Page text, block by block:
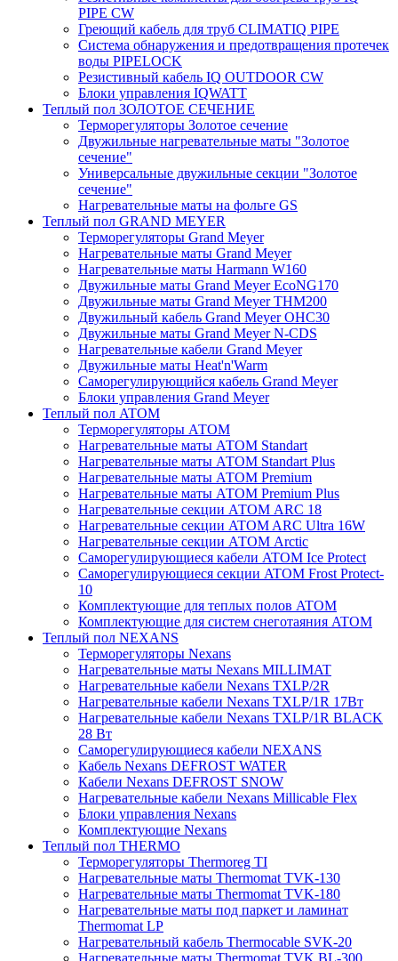
PIPE CW
Греющий кабель для труб CLIMATIQ PIPE
Система обнаружения и предотвращения протечек
воды PIPELOCK
Резистивный кабель IQ OUTDOOR CW
Блоки управления IQWATT
Теплый пол ЗОЛОТОЕ СЕЧЕНИЕ
Терморегуляторы Золотое сечение
Двужильные нагревательные маты "Золотое
сечение"
Универсальные двужильные секции "Золотое
сечение"
Нагревательные маты на фольге GS
Теплый пол GRAND MEYER
Терморегуляторы Grand Meyer
Нагревательные маты Grand Meyer
Нагревательные маты Harmann W160
Двужильные маты Grand Meyer EcoNG170
Двужильные маты Grand Meyer THM200
Двужильный кабель Grand Meyer OHC30
Двужильные маты Grand Meyer N-CDS
Нагревательные кабели Grand Meyer
Двужильные маты Heat'n'Warm
Саморегулирующийся кабель Grand Meyer
Блоки управления Grand Meyer
Теплый пол ATOM
Терморегуляторы АТОМ
Нагревательные маты АТОМ Standart
Нагревательные маты АТОМ Standart Plus
Нагревательные маты АТОМ Premium
Нагревательные маты АТОМ Premium Plus
Нагревательные секции АТОМ ARC 18
Нагревательные секции ATOM ARC Ultra 16W
Нагревательные секции АТОМ Arctic
Саморегулирующиеся кабели ATOM Ice Protect
Саморегулирующиеся секции ATOM Frost Protect-
10
Комплектующие для теплых полов ATOM
Комплектующие для систем снеготаяния ATOM
Теплый пол NEXANS
Терморегуляторы Nexans
Нагревательные маты Nexans MILLIMAT
Нагревательные кабели Nexans TXLP/2R
Нагревательные кабели Nexans TXLP/1R 17Вт
Нагревательные кабели Nexans TXLP/1R BLACK
28 Вт
Саморегулирующиеся кабели NEXANS
Кабель Nexans DEFROST WATER
Кабели Nexans DEFROST SNOW
Нагревательные кабели Nexans Millicable Flex
Блоки управления Nexans
Комплектующие Nexans
Теплый пол THERMO
Терморегуляторы Thermoreg TI
Нагревательные маты Thermomat TVK-130
Нагревательные маты Thermomat TVK-180
Нагревательные маты под паркет и ламинат
Thermomat LP
Нагревательный кабель Thermocable SVK-20
Нагревательные маты Thermomat TVK BL-300